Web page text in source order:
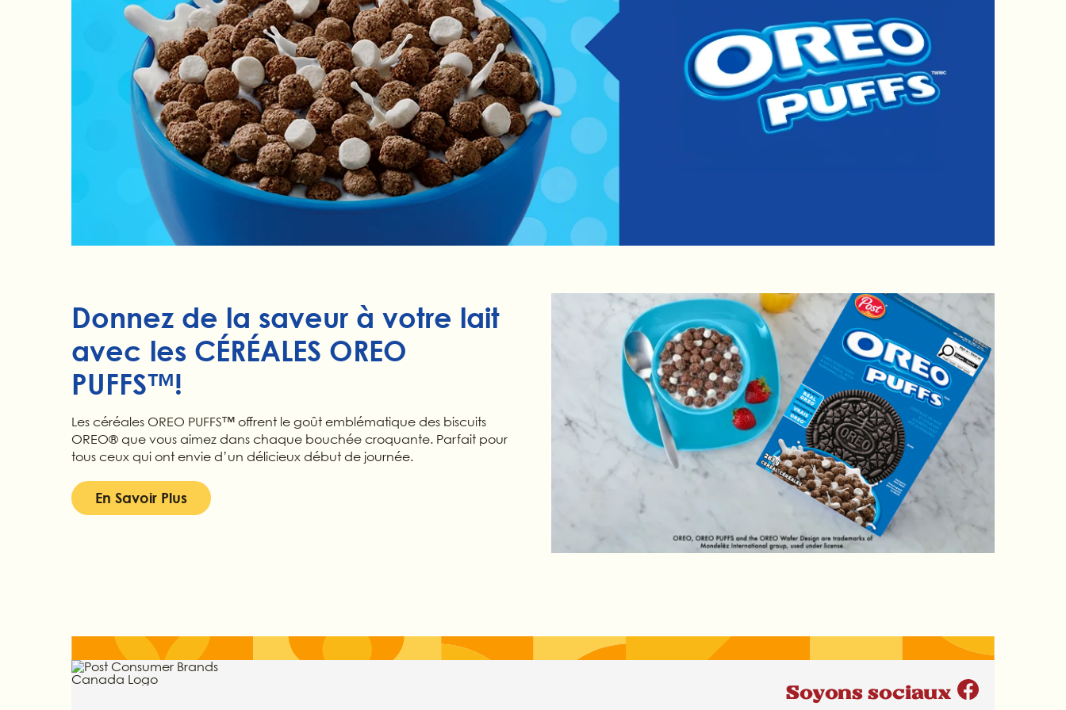
Donnez de la saveur à votre lait
avec les CÉRÉALES OREO
PUFFS™!
Les céréales OREO PUFFS™ offrent le goût emblématique des biscuits
OREO® que vous aimez dans chaque bouchée croquante. Parfait pour
tous ceux qui ont envie d’un délicieux début de journée.
En Savoir Plus
Soyons sociaux